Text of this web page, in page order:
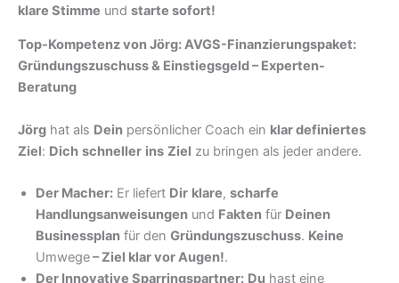
klare Stimme und starte sofort!
Top-Kompetenz von Jörg: AVGS-Finanzierungspaket:
Gründungszuschuss & Einstiegsgeld – Experten-
Beratung
Jörg hat als Dein persönlicher Coach ein klar definiertes
Ziel: Dich schneller ins Ziel zu bringen als jeder andere.
Der Macher: Er liefert Dir klare, scharfe
Handlungsanweisungen und Fakten für Deinen
Businessplan für den Gründungszuschuss. Keine
Umwege–Ziel klar vor Augen!.
Der Innovative Sparringspartner: Du hast eine